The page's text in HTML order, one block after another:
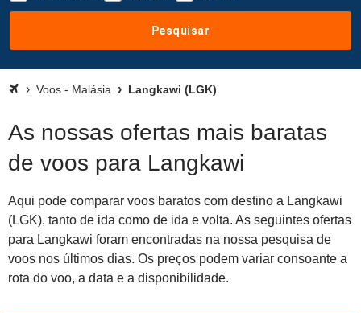
Pesquisar
Voos - Malásia Langkawi (LGK)
As nossas ofertas mais baratas
de voos para Langkawi
Aqui pode comparar voos baratos com destino a Langkawi
(LGK), tanto de ida como de ida e volta. As seguintes ofertas
para Langkawi foram encontradas na nossa pesquisa de
voos nos últimos dias. Os preços podem variar consoante a
rota do voo, a data e a disponibilidade.